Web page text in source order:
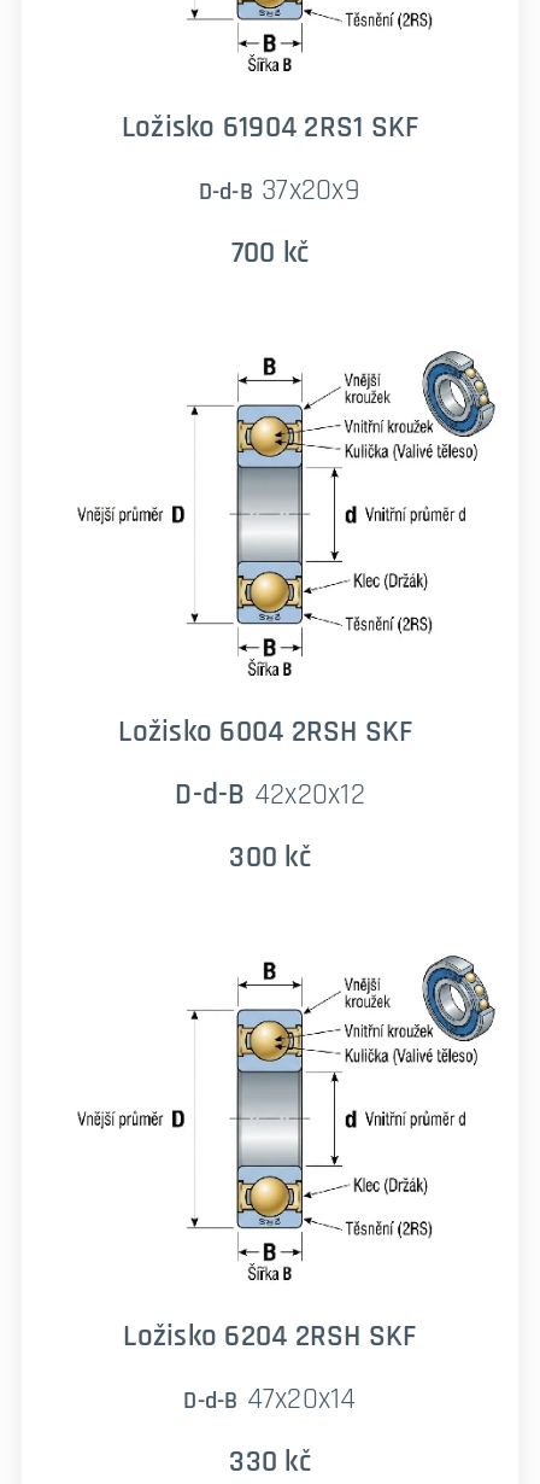
Ložisko 61904 2RS1 SKF
D-d-B 37x20x9
700 kč
Ložisko 6004 2RSH SKF
D-d-B 42x20x12
300 kč
Ložisko 6204 2RSH SKF
D-d-B 47x20x14
330 kč